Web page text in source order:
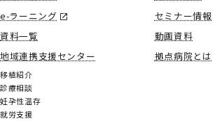
e-ラーニング
セミナー情報
資料一覧
動画資料
地域連携支援センター
移植紹介
診療相談
妊孕性温存
就労支援
拠点病院とは